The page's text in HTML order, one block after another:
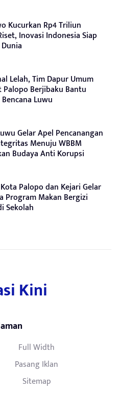
Kucurkan Rp4 Triliun
Inovasi Indonesia Siap
Lelah, Tim Dapur Umum
Palopo Berjibaku Bantu
Luwu
Gelar Apel Pencanangan
Menuju WBBM
Budaya Anti Korupsi
Palopo dan Kejari Gelar
Program Makan Bergizi
Sekolah
Kini
Full Width
Pasang Iklan
Sitemap